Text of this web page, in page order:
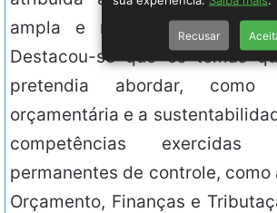
ampla e não apresentava
Destacou-se que os temas
pretendia abordar, como
orçamentária e a
competências
permanentes de controle, como
Orçamento, Finanças e
Recusar